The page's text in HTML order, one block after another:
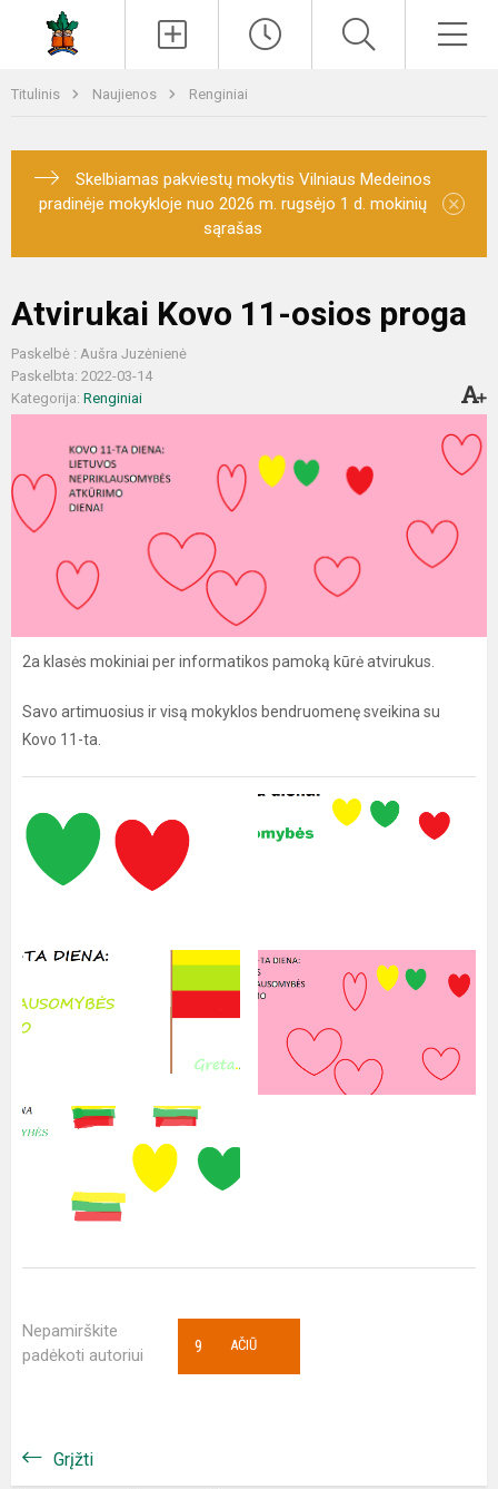
Titulinis Naujienos Renginiai
Skelbiamas pakviestų mokytis Vilniaus Medeinos
pradinėje mokykloje nuo 2026 m. rugsėjo 1 d. mokinių
sąrašas
×
Atvirukai Kovo 11-osios proga
Paskelbė : Aušra Juzėnienė
Paskelbta: 2022-03-14
Kategorija: Renginiai
2a klasės mokiniai per informatikos pamoką kūrė atvirukus.
Savo artimuosius ir visą mokyklos bendruomenę sveikina su
Kovo 11-ta.
Nepamirškite
padėkoti autoriui
AČIŪ
9
Grįžti